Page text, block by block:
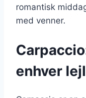
romantisk
med venner.
enhver